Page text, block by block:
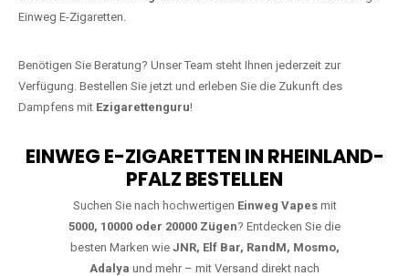
Einweg E-Zigaretten.
Benötigen Sie Beratung? Unser Team steht Ihnen jederzeit zur
Verfügung. Bestellen Sie jetzt und erleben Sie die Zukunft des
Dampfens mit Ezigarettenguru!
EINWEG E-ZIGARETTEN IN RHEINLAND-
PFALZ BESTELLEN
Suchen Sie nach hochwertigen Einweg Vapesmit
5000, 10000 oder 20000 Zügen? Entdecken Sie die
besten Marken wie JNR, Elf Bar, RandM, Mosmo,
Adalya und mehr – mit Versand direkt nach